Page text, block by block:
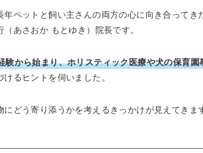
年ペットと飼い主さんの両方の心に向き合って
あさおか もとゆき）院長です。
験から始まり、ホリスティック医療や犬の保育
るヒントを伺いました。
どう寄り添うかを考えるきっかけが見えてきま